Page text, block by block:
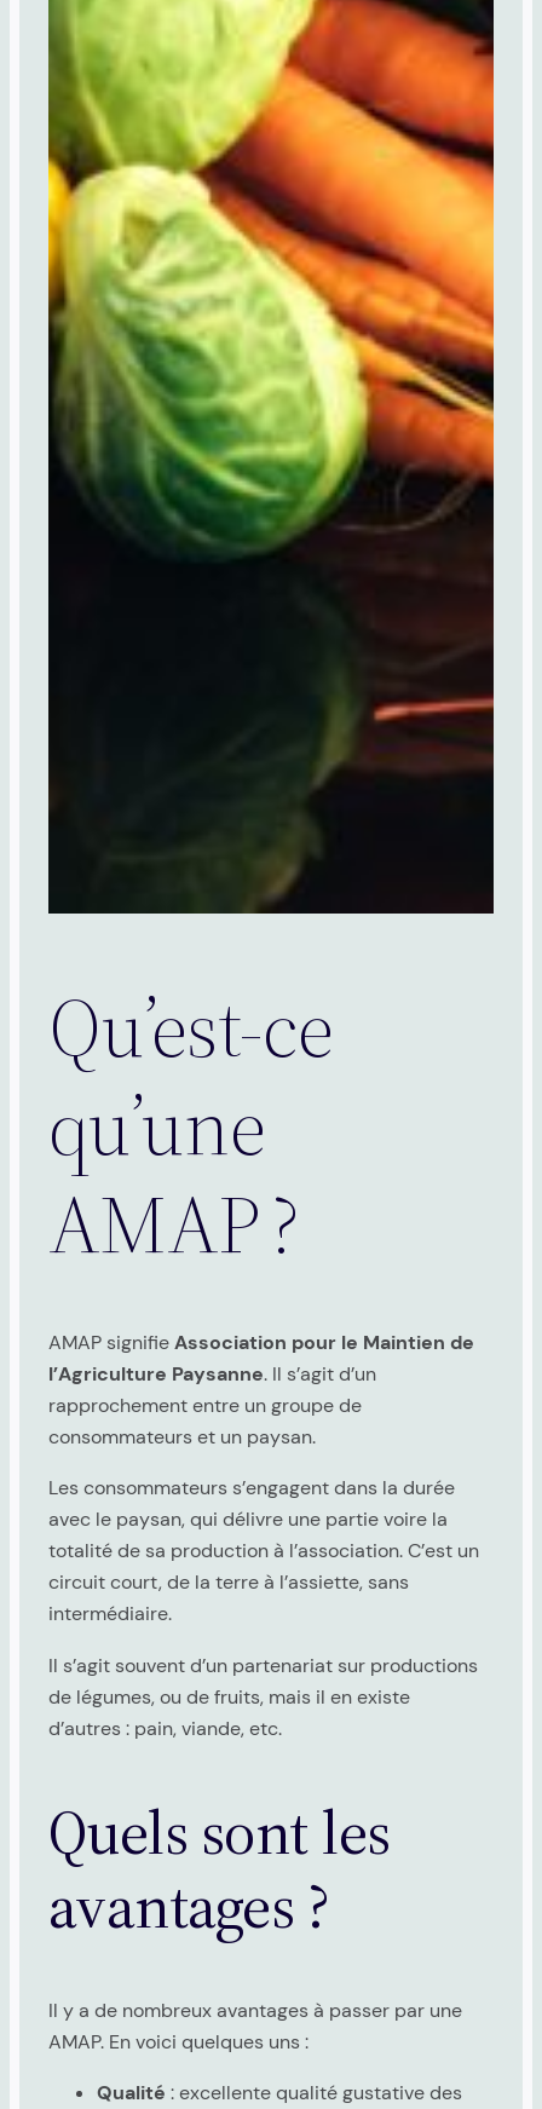
Qu’est-ce
qu’une
AMAP ?
AMAP signifieAssociation pour le Maintien de
l’Agriculture Paysanne. Il s’agit d’un
rapprochement entre un groupe de
consommateurs et un paysan.
Les consommateurs s’engagent dans la durée
avec le paysan, qui délivre une partie voire la
totalité de sa production à l’association. C’est un
circuit court, de la terre à l’assiette, sans
intermédiaire.
Il s’agit souvent d’un partenariat sur productions
de légumes, ou de fruits, mais il en existe
d’autres : pain, viande, etc.
Quels sont les
avantages ?
Il y a de nombreux avantages à passer par une
AMAP. En voici quelques uns :
Qualité : excellente qualité gustative des